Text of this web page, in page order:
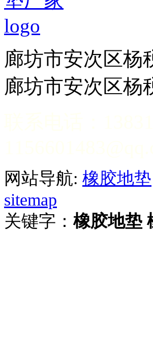
廊坊市安次
廊坊市安次区杨
网站导航: 橡胶地垫
sitemap
关键字：橡胶地垫